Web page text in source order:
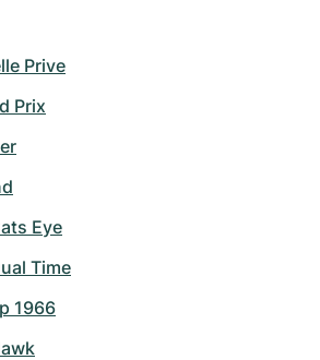
Prive
Prix
Eye
Time
1966